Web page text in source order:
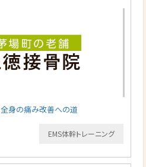
身の痛み改善への道
EMS体幹トレーニング